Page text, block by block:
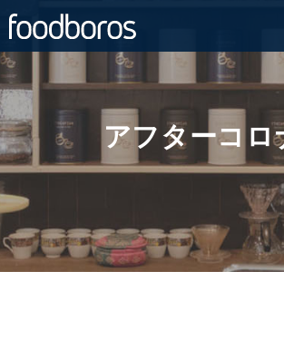
Skip
to
content
アフターコロ